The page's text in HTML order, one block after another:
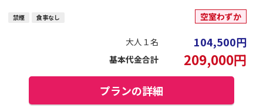
禁煙 食事なし 空室わずか
大人１名 104,500円
基本代金合計 209,000円
プランの詳細